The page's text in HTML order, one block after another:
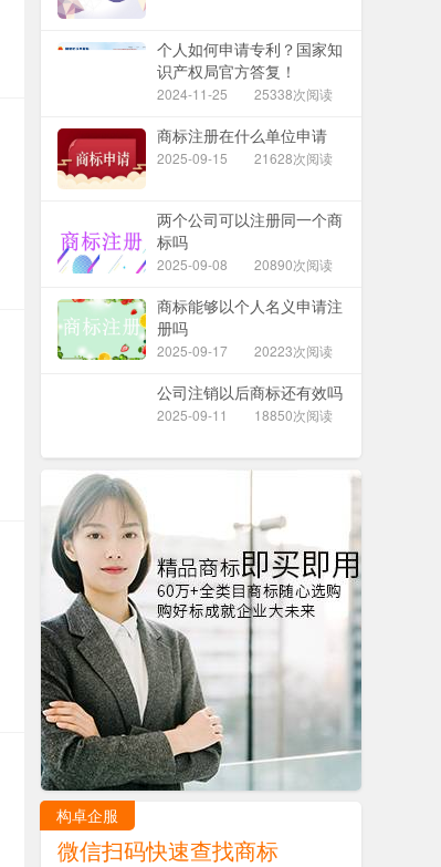
个人如何申请专利？国家知
识产权局官方答复！
2024-11-25 25338次阅读
商标注册在什么单位申请
2025-09-15 21628次阅读
两个公司可以注册同一个商
标吗
2025-09-08 20890次阅读
商标能够以个人名义申请注
册吗
2025-09-17 20223次阅读
公司注销以后商标还有效吗
2025-09-11 18850次阅读
构卓企服
微信扫码快速查找商标